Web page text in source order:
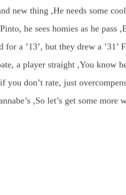
new thing ,He needs some
he sees homies as he pass
a ’13’, but they drew a ’31’
a player straight ,You know
don’t rate, just
,So let’s get some more